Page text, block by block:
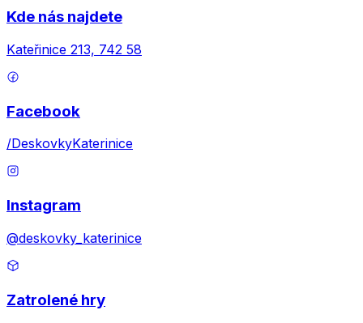
Kde nás najdete
Kateřinice 213, 742 58
Facebook
/DeskovkyKaterinice
Instagram
@deskovky_katerinice
Zatrolené hry